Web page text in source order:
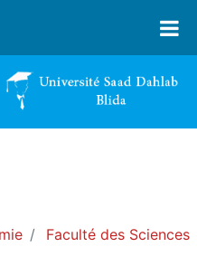
Faculté des Sciences